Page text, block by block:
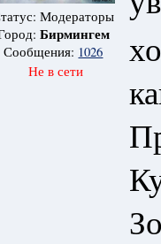
Модераторы
Бирмингем
Сообщения: 1026
Не в сети